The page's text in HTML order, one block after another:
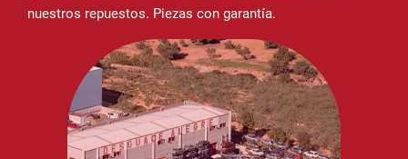
nuestros repuestos. Piezas con garantía.